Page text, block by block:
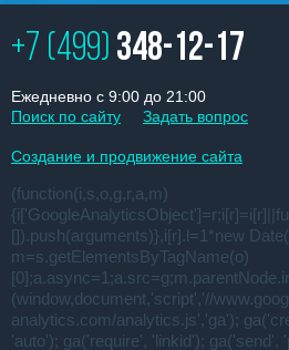
+7 (499) 348-12-17
Ежедневно с 9:00 до 21:00
Поиск по сайту
Задать вопрос
Создание и продвижение сайта
(function(i,s,o,g,r,a,m)
[]).push(arguments)},i[r].l=1*new
m=s.getElementsByTagName(o)
(window,document,'script','//
analytics.com/analytics.js','ga');
'auto'); ga('require', 'linkid'); ga('send',